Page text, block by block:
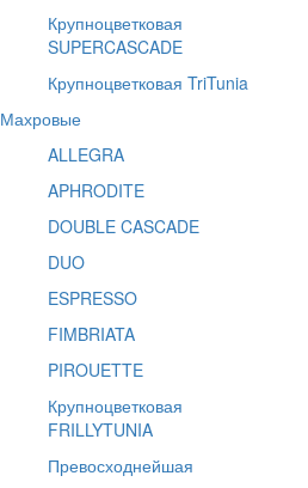
Крупноцветковая
SUPERCASCADE
Крупноцветковая TriTunia
Махровые
ALLEGRA
APHRODITE
DOUBLE CASCADE
DUO
ESPRESSO
FIMBRIATA
PIROUETTE
Крупноцветковая
FRILLYTUNIA
Превосходнейшая